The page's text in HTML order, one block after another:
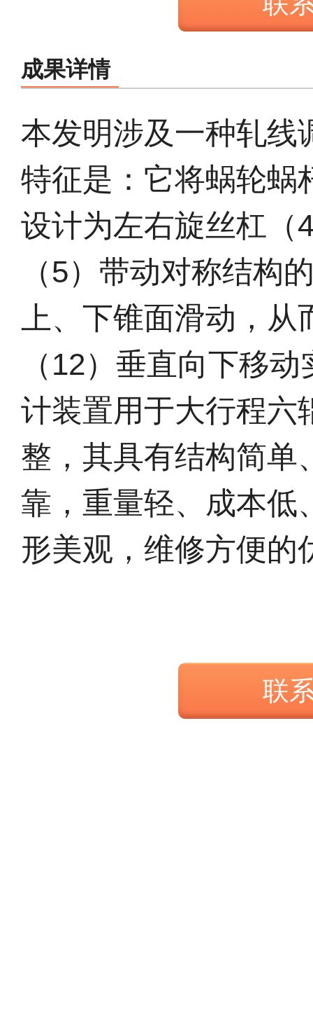
成果详情
本发明涉及一种轧线
特征是：它将蜗轮蜗
设计为左右旋丝杠（
（5）带动对称结构
上、下锥面滑动，
（12）垂直向下移
计装置用于大行程六
整，其具有结构简单
靠，重量轻、成本低
形美观，维修方便的